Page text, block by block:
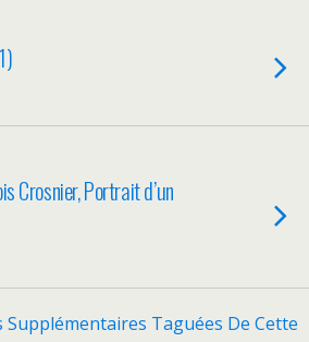
Crosnier, Portrait d’un
Supplémentaires Taguées De Cette